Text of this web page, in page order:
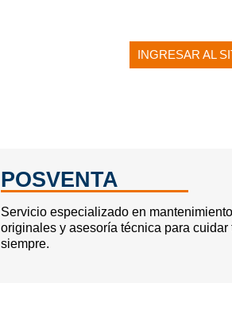
INGRESAR AL
POSVENTA
Servicio especializado en
originales y asesoría técnica para
siempre.